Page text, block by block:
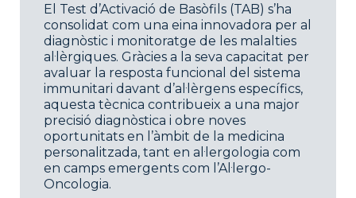
El Test d’Activació de Basòfils (TAB) s’ha
consolidat com una eina innovadora per al
diagnòstic i monitoratge de les malalties
al·lèrgiques. Gràcies a la seva capacitat per
avaluar la resposta funcional del sistema
immunitari davant d’al·lèrgens específics,
aquesta tècnica contribueix a una major
precisió diagnòstica i obre noves
oportunitats en l’àmbit de la medicina
personalitzada, tant en al·lergologia com
en camps emergents com l’Al·lergo-
Oncologia.